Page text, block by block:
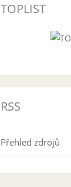
TOPLIST
RSS
Přehled zdrojů